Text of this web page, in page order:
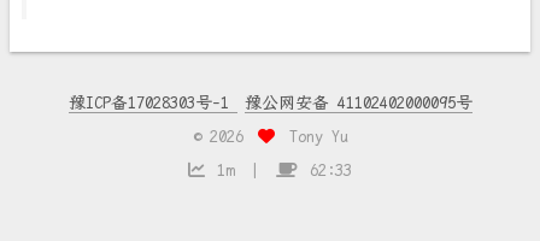
豫ICP备17028303号-1
豫公网安备 41102402000095号
© 2026
Tony Yu
1m
62:33